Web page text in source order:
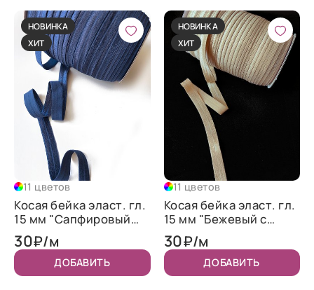
НОВИНКА
ХИТ
11 цветов
Косая бейка эласт. гл.
15 мм "Сапфировый
синий"
30₽/м
ДОБАВИТЬ
НОВИНКА
ХИТ
11 цветов
Косая бейка эласт. гл.
15 мм "Бежевый с
золотом"
30₽/м
ДОБАВИТЬ